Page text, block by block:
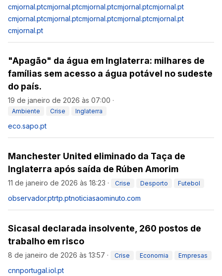
cmjornal.ptcmjornal.ptcmjornal.ptcmjornal.ptcmjornal.pt
cmjornal.ptcmjornal.ptcmjornal.ptcmjornal.ptcmjornal.pt
cmjornal.pt
"Apagão" da água em Inglaterra: milhares de
famílias sem acesso a água potável no sudeste
do país.
19 de janeiro de 2026 às 07:00 ·
Ambiente Crise Inglaterra
eco.sapo.pt
Manchester United eliminado da Taça de
Inglaterra após saída de Rúben Amorim
11 de janeiro de 2026 às 18:23 · Crise Desporto Futebol
observador.ptrtp.ptnoticiasaominuto.com
Sicasal declarada insolvente, 260 postos de
trabalho em risco
8 de janeiro de 2026 às 13:57 · Crise Economia Empresas
cnnportugal.iol.pt